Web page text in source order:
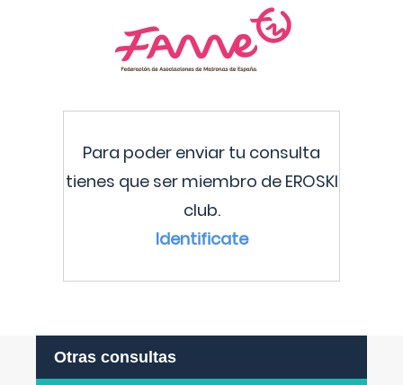
Para poder enviar tu consulta
tienes que ser miembro de EROSKI
club.
Identificate
Otras consultas